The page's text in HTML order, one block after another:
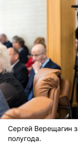
Сергей Верещагин
полугода.